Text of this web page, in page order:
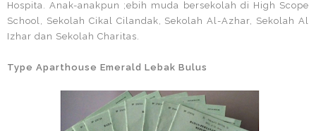
Hospita. Anak-anakpun ;ebih muda bersekolah di High Scope
School, Sekolah Cikal Cilandak, Sekolah Al-Azhar, Sekolah Al
Izhar dan Sekolah Charitas.
Type Aparthouse Emerald Lebak Bulus